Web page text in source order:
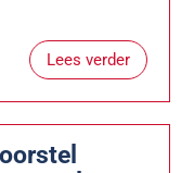
Lees verder